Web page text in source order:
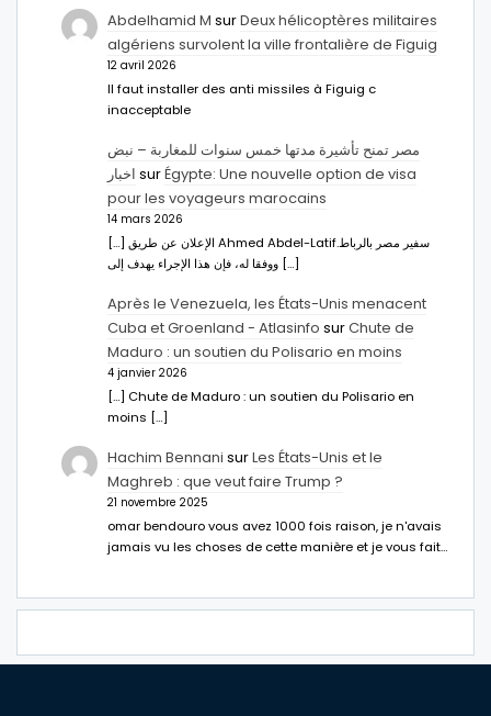
Abdelhamid M surDeux hélicoptères militaires
algériens survolent la ville frontalière de Figuig
12 avril 2026
Il faut installer des anti missiles à Figuig c
inacceptable
مصر تمنح تأشيرة مدتها خمس سنوات للمغاربة – نبض
اخبار surÉgypte: Une nouvelle option de visa
pour les voyageurs marocains
14 mars 2026
[…] الإعلان عن طريق Ahmed Abdel-Latifسفير مصر بالرباط.
ووفقا له، فإن هذا الإجراء يهدف إلى […]
Après le Venezuela, les États-Unis menacent
Cuba et Groenland - Atlasinfo surChute de
Maduro : un soutien du Polisario en moins
4 janvier 2026
[…] Chute de Maduro : un soutien du Polisario en
moins […]
Hachim Bennani surLes États-Unis et le
Maghreb : que veut faire Trump ?
21 novembre 2025
omar bendouro vous avez 1000 fois raison, je n'avais
jamais vu les choses de cette manière et je vous fait…